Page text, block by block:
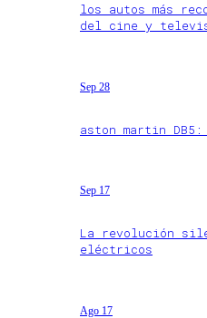
los autos más
del cine y
Sep 28
aston martin DB5:
Sep 17
La revolución
eléctricos
Ago 17